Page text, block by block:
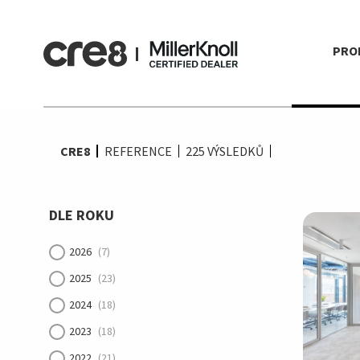
CRE8 REFERENCE 225 VÝSLEDKŮ
DLE ROKU
2026 (7)
2025 (23)
2024 (18)
2023 (18)